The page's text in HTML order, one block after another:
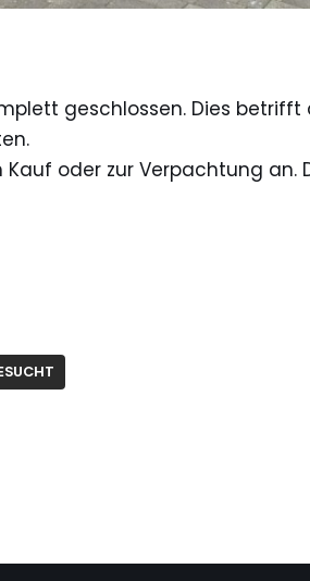
geschlossen. Dies
Kauf oder zur Verpachtung an.